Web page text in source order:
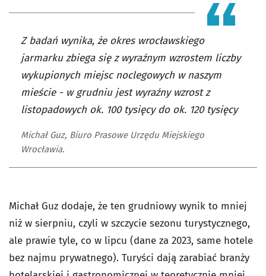
Z badań wynika, że okres wrocławskiego
jarmarku zbiega się z wyraźnym wzrostem liczby
wykupionych miejsc noclegowych w naszym
mieście - w grudniu jest wyraźny wzrost z
listopadowych ok. 100 tysięcy do ok. 120 tysięcy
Michał Guz, Biuro Prasowe Urzędu Miejskiego
Wrocławia.
Michał Guz dodaje, że ten grudniowy wynik to mniej
niż w sierpniu, czyli w szczycie sezonu turystycznego,
ale prawie tyle, co w lipcu (dane za 2023, same hotele
bez najmu prywatnego). Turyści dają zarabiać branży